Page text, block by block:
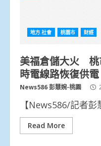
地方.社會 桃園市 財經
美福倉儲大火 桃
時電線路恢復供電
News586 彭慧婉-桃園
【News586/記者
Read More